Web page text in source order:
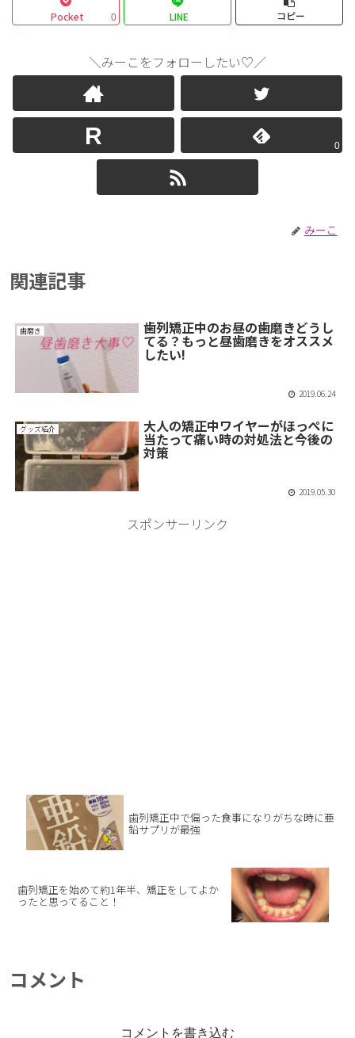
Pocket 0 LINE コピー
＼みーこをフォローしたい♡／
0
みーこ
関連記事
歯磨き 歯列矯正中のお昼の歯磨きどうし
てる？もっと昼歯磨きをオススメ
したい!
2019.06.24
グッズ紹介 大人の矯正中ワイヤーがほっぺに
当たって痛い時の対処法と今後の
対策
2019.05.30
スポンサーリンク
歯列矯正中で偏った食事になりがちな時に亜
鉛サプリが最強
歯列矯正を始めて約1年半、矯正をしてよか
ったと思ってること！
コメント
コメントを書き込む